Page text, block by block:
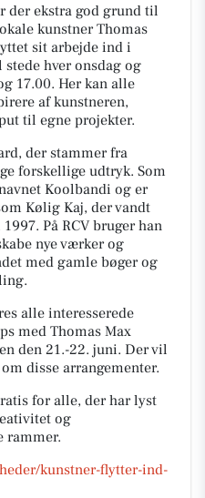
der ekstra god grund til
kunstner Thomas
sit arbejde ind i
hver onsdag og
17.00. Her kan alle
af kunstneren,
til egne projekter.
der stammer fra
forskellige udtryk. Som
Koolbandi og er
Kølig Kaj, der vandt
På RCV bruger han
nye værker og
med gamle bøger og
alle interesserede
med Thomas Max
den 21.-22. juni. Der vil
disse arrangementer.
for alle, der har lyst
og
rammer.
kunstner-flytter-ind-